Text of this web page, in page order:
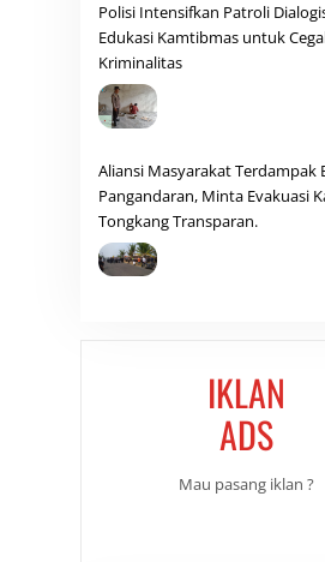
Polisi Intensifkan Patroli
Edukasi Kamtibmas untuk
Kriminalitas
Aliansi Masyarakat Terdampak
Pangandaran, Minta Evakuasi
Tongkang Transparan.
IKLAN
ADS
Mau pasang iklan ?